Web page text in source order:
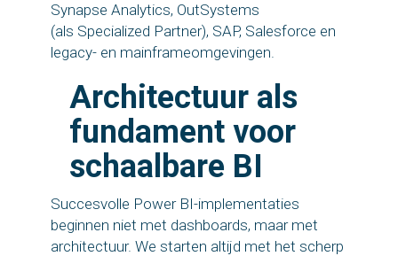
Synapse Analytics, OutSystems
(als Specialized Partner), SAP, Salesforce en
legacy- en mainframeomgevingen.
Architectuur als
fundament voor
schaalbare BI
Succesvolle Power BI-implementaties
beginnen niet met dashboards, maar met
architectuur. We starten altijd met het scherp